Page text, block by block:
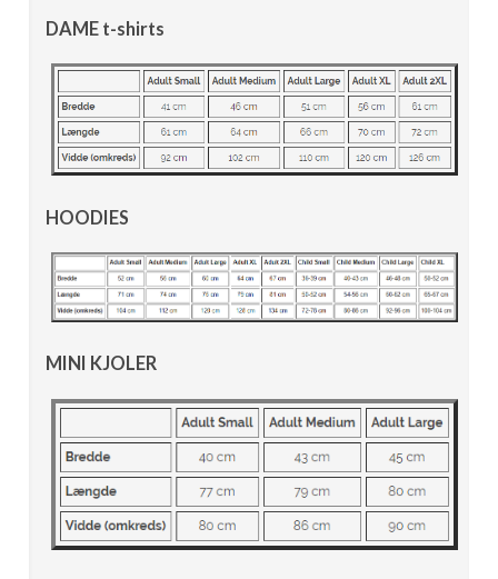
DAME t-shirts
HOODIES
MINI KJOLER